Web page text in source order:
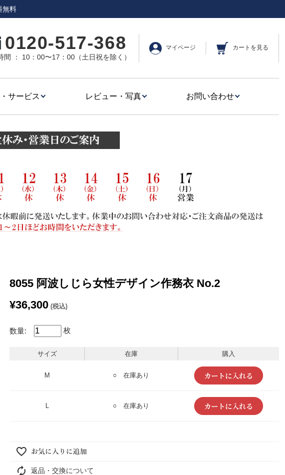
無料
0120-517-368
間 ： 10：00〜17：00（土日祝を除く）
マイページ カートを見る
サービス レビュー・写真 お問い合わせ
8055 阿波しじら女性デザイン作務衣 No.2
¥36,300 (税込)
数量: 枚
サイズ 在庫 購入
M ○ 在庫あり
L ○ 在庫あり
返品・交換について